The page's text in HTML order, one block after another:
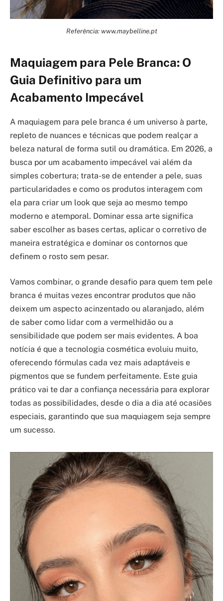
Referência: www.maybelline.pt
Maquiagem para Pele Branca: O
Guia Definitivo para um
Acabamento Impecável
A maquiagem para pele branca é um universo à parte,
repleto de nuances e técnicas que podem realçar a
beleza natural de forma sutil ou dramática. Em 2026, a
busca por um acabamento impecável vai além da
simples cobertura; trata-se de entender a pele, suas
particularidades e como os produtos interagem com
ela para criar um look que seja ao mesmo tempo
moderno e atemporal. Dominar essa arte significa
saber escolher as bases certas, aplicar o corretivo de
maneira estratégica e dominar os contornos que
definem o rosto sem pesar.
Vamos combinar, o grande desafio para quem tem pele
branca é muitas vezes encontrar produtos que não
deixem um aspecto acinzentado ou alaranjado, além
de saber como lidar com a vermelhidão ou a
sensibilidade que podem ser mais evidentes. A boa
notícia é que a tecnologia cosmética evoluiu muito,
oferecendo fórmulas cada vez mais adaptáveis e
pigmentos que se fundem perfeitamente. Este guia
prático vai te dar a confiança necessária para explorar
todas as possibilidades, desde o dia a dia até ocasiões
especiais, garantindo que sua maquiagem seja sempre
um sucesso.